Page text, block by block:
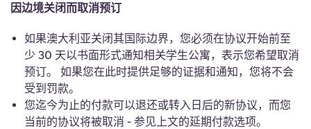
因边境关闭而取消预订
如果澳大利亚关闭其国际边界，您必须在协议开始前至
少 30 天以书面形式通知相关学生公寓，表示您希望取消
预订。 如果您在此时提供足够的证据和通知，您将不会
受到罚款。
您迄今为止的付款可以退还或转入日后的新协议，而您
当前的协议将被取消 - 参见上文的延期付款选项。